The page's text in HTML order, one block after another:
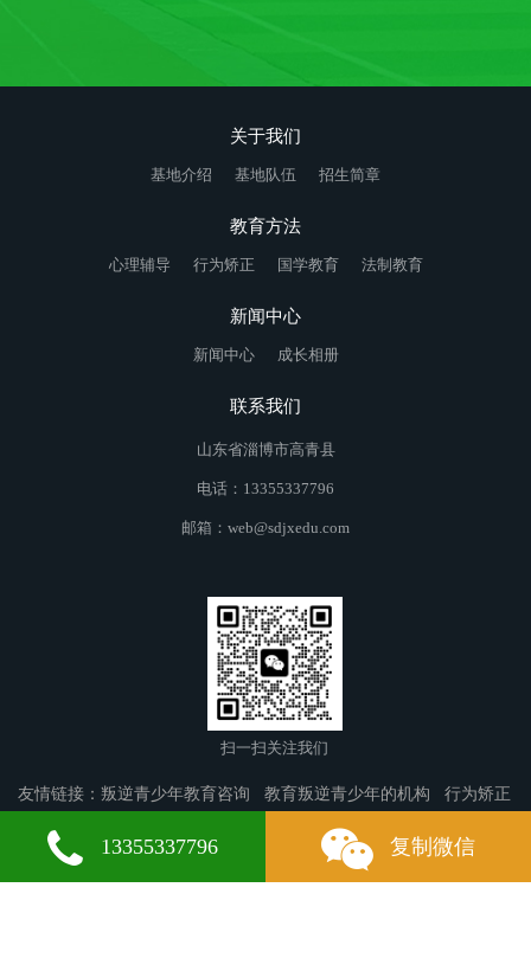
关于我们
基地介绍 基地队伍 招生简章
教育方法
心理辅导 行为矫正 国学教育 法制教育
新闻中心
新闻中心 成长相册
联系我们
山东省淄博市高青县
电话：13355337796
邮箱：web@sdjxedu.com
扫一扫关注我们
友情链接： 叛逆青少年教育咨询 教育叛逆青少年的机构
行为矫正
丰镇叛逆青少年教育
润州叛逆青少年教育 郎溪叛逆青少年教育
尖草坪区叛逆青少
年教育 肇庆叛逆青少年教育 濮阳叛逆青少年教育 扎赉诺尔叛逆青
13355337796 复制微信